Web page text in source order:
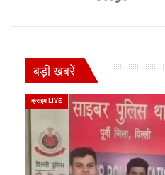
बड़ी खबरें
क्राइम LIVE